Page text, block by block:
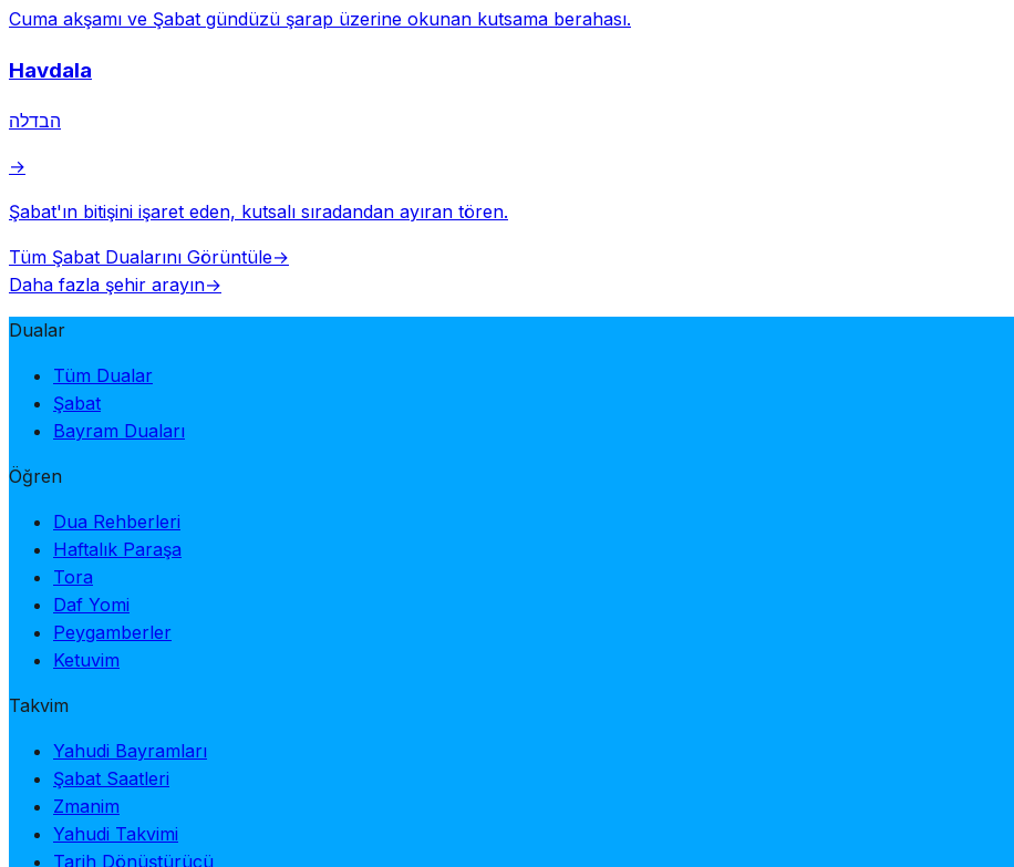
Cuma akşamı ve Şabat gündüzü şarap üzerine okunan kutsama berahası.
Havdala
הבדלה
→
Şabat'ın bitişini işaret eden, kutsalı sıradandan ayıran tören.
Tüm Şabat Dualarını Görüntüle→
Daha fazla şehir arayın→
Dualar
Tüm Dualar
Şabat
Bayram Duaları
Öğren
Dua Rehberleri
Haftalık Paraşa
Tora
Daf Yomi
Peygamberler
Ketuvim
Takvim
Yahudi Bayramları
Şabat Saatleri
Zmanim
Yahudi Takvimi
Tarih Dönüştürücü